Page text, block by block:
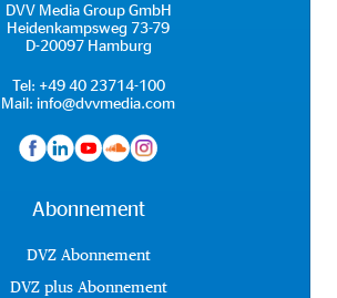
DVV Media Group GmbH
Heidenkampsweg 73-79
D-20097 Hamburg
Tel: +49 40 23714-100
Mail: info@dvvmedia.com
Abonnement
DVZ Abonnement
DVZ plus Abonnement